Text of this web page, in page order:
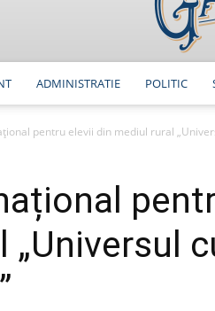
ADMINISTRATIE POLITIC
pentru elevii din mediul rural
„Universul